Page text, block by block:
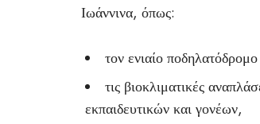
Ιωάννινα, όπως:
τον ενιαίο
τις βιοκλιματικές
εκπαιδευτικών και γονέων,